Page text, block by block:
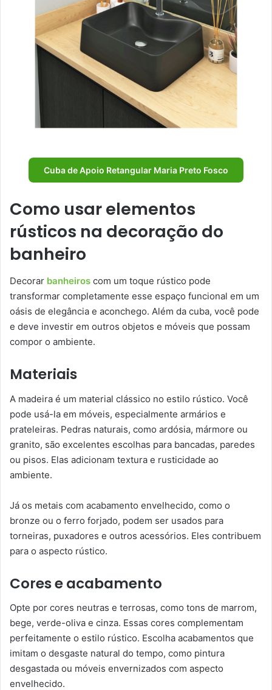
Cuba de Apoio Retangular Maria Preto Fosco
Como usar elementos
rústicos na decoração do
banheiro
Decorar banheiros com um toque rústico pode
transformar completamente esse espaço funcional em um
oásis de elegância e aconchego. Além da cuba, você pode
e deve investir em outros objetos e móveis que possam
compor o ambiente.
Materiais
A madeira é um material clássico no estilo rústico. Você
pode usá-la em móveis, especialmente armários e
prateleiras. Pedras naturais, como ardósia, mármore ou
granito, são excelentes escolhas para bancadas, paredes
ou pisos. Elas adicionam textura e rusticidade ao
ambiente.
Já os metais com acabamento envelhecido, como o
bronze ou o ferro forjado, podem ser usados para
torneiras, puxadores e outros acessórios. Eles contribuem
para o aspecto rústico.
Cores e acabamento
Opte por cores neutras e terrosas, como tons de marrom,
bege, verde-oliva e cinza. Essas cores complementam
perfeitamente o estilo rústico. Escolha acabamentos que
imitam o desgaste natural do tempo, como pintura
desgastada ou móveis envernizados com aspecto
envelhecido.